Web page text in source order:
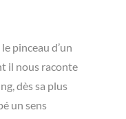
pinceau d’un
il nous raconte
dès sa plus
un sens